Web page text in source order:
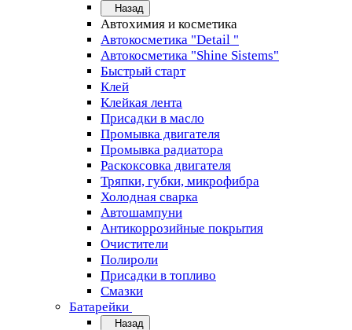
Назад
Автохимия и косметика
Автокосметика "Detail "
Автокосметика "Shine Sistems"
Быстрый старт
Клей
Клейкая лента
Присадки в масло
Промывка двигателя
Промывка радиатора
Раскоксовка двигателя
Тряпки, губки, микрофибра
Холодная сварка
Автошампуни
Антикоррозийные покрытия
Очистители
Полироли
Присадки в топливо
Смазки
Батарейки
Назад